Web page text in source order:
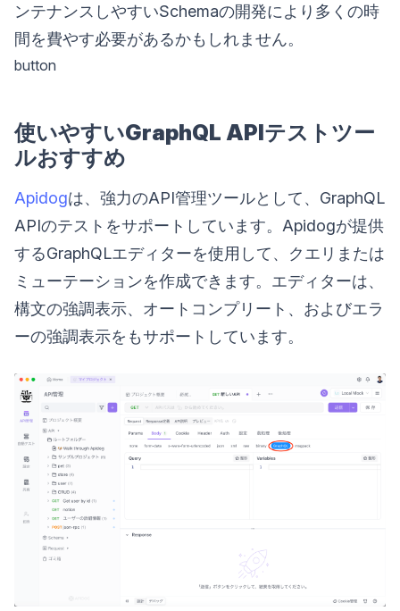
ンテナンスしやすいSchemaの開発により多くの時
間を費やす必要があるかもしれません。
button
使いやすいGraphQL APIテストツー
ルおすすめ
Apidogは、強力のAPI管理ツールとして、GraphQL
APIのテストをサポートしています。Apidogが提供
するGraphQLエディターを使用して、クエリまたは
ミューテーションを作成できます。エディターは、
構文の強調表示、オートコンプリート、およびエラ
ーの強調表示をもサポートしています。